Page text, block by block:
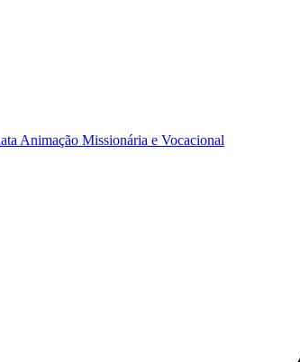
Animação Missionária e Vocacional